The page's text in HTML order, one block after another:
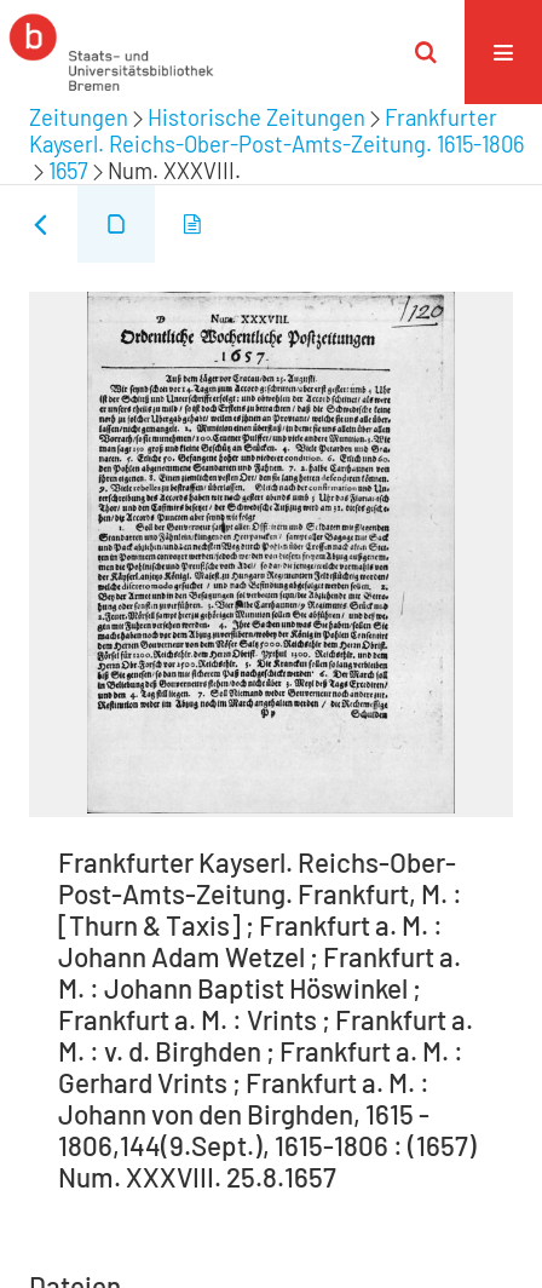
Zeitungen Historische Zeitungen
Frankfurter
Kayserl. Reichs-Ober-Post-Amts-Zeitung. 1615-1806
1657
Num. XXXVIII.
Frankfurter Kayserl. Reichs-Ober-
Post-Amts-Zeitung. Frankfurt, M. :
[Thurn & Taxis] ; Frankfurt a. M. :
Johann Adam Wetzel ; Frankfurt a.
M. : Johann Baptist Höswinkel ;
Frankfurt a. M. : Vrints ; Frankfurt a.
M. : v. d. Birghden ; Frankfurt a. M. :
Gerhard Vrints ; Frankfurt a. M. :
Johann von den Birghden, 1615 -
1806,144(9.Sept.), 1615-1806 : (1657)
Num. XXXVIII. 25.8.1657